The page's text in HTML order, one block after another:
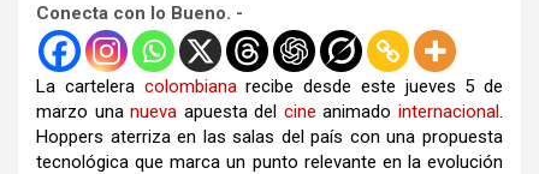
Conecta con lo Bueno. -
La cartelera colombianarecibe desde este jueves 5 de
marzo unanueva apuesta del cine animadointernacional.
Hoppers aterriza en las salas del país con una propuesta
tecnológica que marca un punto relevante en la evolución